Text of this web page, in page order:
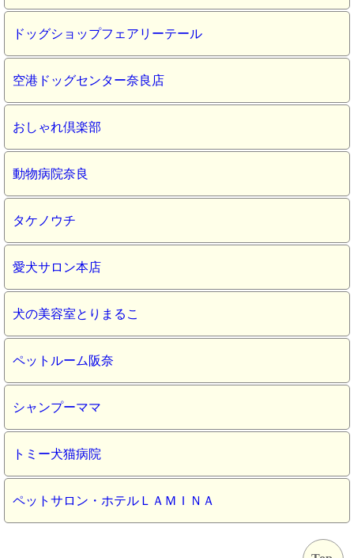
ドッグショップフェアリーテール
空港ドッグセンター奈良店
おしゃれ倶楽部
動物病院奈良
タケノウチ
愛犬サロン本店
犬の美容室とりまるこ
ペットルーム阪奈
シャンプーママ
トミー犬猫病院
ペットサロン・ホテルＬＡＭＩＮＡ